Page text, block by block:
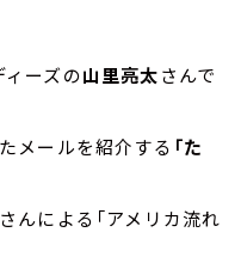
ーズの山里亮太さんで
メールを紹介する 「た
さんによる「アメリカ流れ